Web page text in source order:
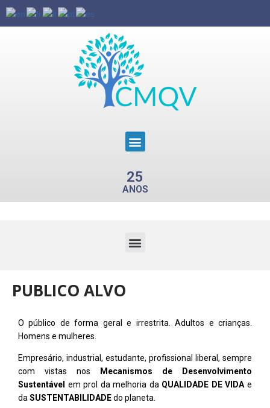
25
ANOS
PUBLICO ALVO
O público de forma geral e irrestrita. Adultos e crianças.
Homens e mulheres.
Empresário, industrial, estudante, profissional liberal, sempre
com vistas nos
Mecanismos de Desenvolvimento
Sustentável em prol da melhoria da QUALIDADE DE VIDAe
daSUSTENTABILIDADEdo planeta.